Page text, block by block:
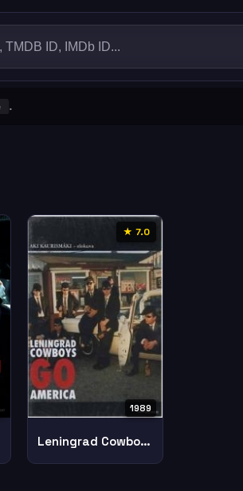
★ 7.0
1989
Leningrad Cowboys Go America